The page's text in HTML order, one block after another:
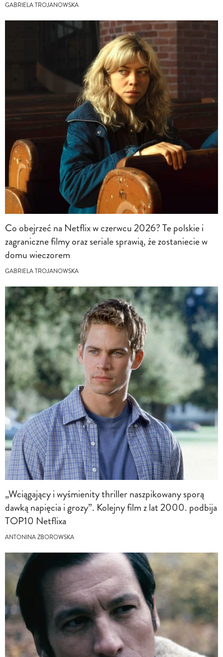
GABRIELA TROJANOWSKA
Co obejrzeć na Netflix w czerwcu 2026? Te polskie i
zagraniczne filmy oraz seriale sprawią, że zostaniecie w
domu wieczorem
GABRIELA TROJANOWSKA
„Wciągający i wyśmienity thriller naszpikowany sporą
dawką napięcia i grozy”. Kolejny film z lat 2000. podbija
TOP10 Netflixa
ANTONINA ZBOROWSKA